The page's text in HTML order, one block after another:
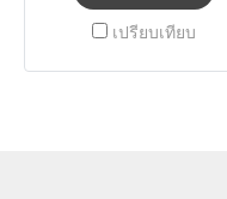
เปรียบเทียบ